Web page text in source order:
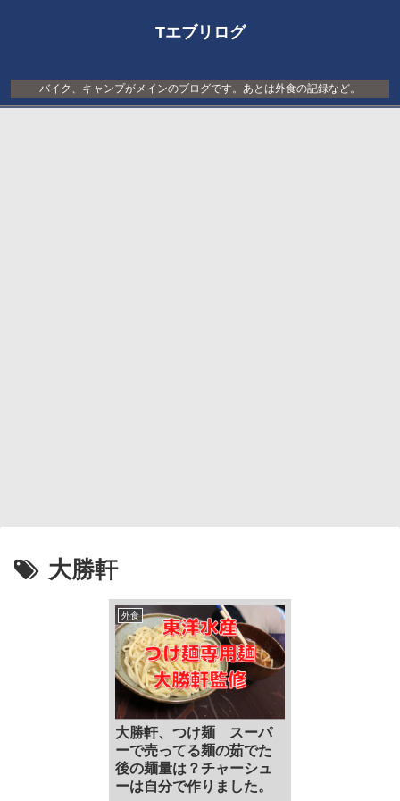
Tエブリログ
バイク、キャンプがメインのブログです。あとは外食の記録など。
大勝軒
外食
大勝軒、つけ麺 スーパ
ーで売ってる麺の茹でた
後の麺量は？チャーシュ
ーは自分で作りました。